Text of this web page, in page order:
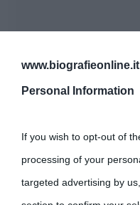
Personal Information
If you wish to opt-out of
processing of your
targeted advertising by